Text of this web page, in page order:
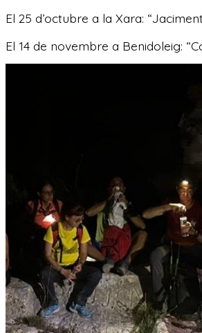
El 25 d’octubre a la Xara:
El 14 de novembre a Benidoleig: